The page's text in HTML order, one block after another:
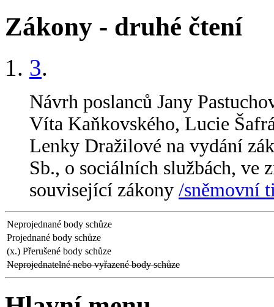
Zákony - druhé čtení
3.
Návrh poslanců Jany
Víta Kaňkovského, Lucie
Lenky Dražilové na vydání
Sb., o sociálních službách, ve
související zákony /sněmovní
Neprojednané body schůze
Projednané body schůze
(x.) Přerušené body schůze
Neprojednatelné nebo vyřazené body schůze